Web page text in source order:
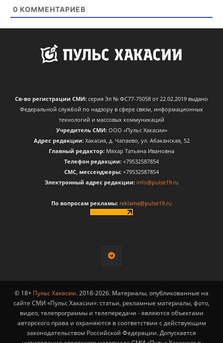
0 КОММЕНТАРИЕВ
Св-во регистрации СМИ: серия Эл № ФС77-75058 от 22.02.2019 выдано
Федеральной службой по надзору в сфере связи, информационных
технологий и массовых коммуникаций
Учредитель СМИ:ООО «Пульс Хакасии»
Адрес редакции:Хакасия, д. Чапаево, ул. Абаканская, 52
Главный редактор: Мяхар Татьяна Ивановна
Телефон редакции: +79532587854
CМС, мессенджеры: +79532587854
Электронный адрес редакции: info@pulse19.ru
По вопросам рекламы: reklama@pulse19.ru
© 18+ Пульс Хакасии. 2018-2026. Материалы, опубликованные на
сайте СМИ «Пульс Хакасии»: статьи, рекламные материалы, фото,
видео, телепрограммы и телепередачи - являются объектами
авторского права и охраняются в соответствии с действующим
законодательством Российской Федерации. Допускается